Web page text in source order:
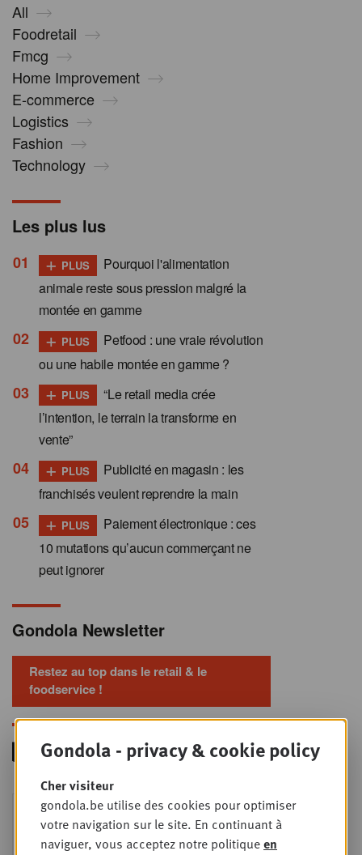
All
Foodretail
Fmcg
Home Improvement
E-commerce
Logistics
Fashion
Technology
Les plus lus
+ PLUS
Pourquoi l'alimentation
animale reste sous pression malgré la
montée en gamme
+ PLUS
Petfood : une vraie révolution
ou une habile montée en gamme ?
+ PLUS
“Le retail media crée
l’intention, le terrain la transforme en
vente”
+ PLUS
Publicité en magasin : les
franchisés veulent reprendre la main
+ PLUS
Paiement électronique : ces
10 mutations qu’aucun commerçant ne
peut ignorer
Gondola Newsletter
Restez au top dans le retail & le
foodservice !
MER
9
SEPT
Foodservice - Joint
business planning
Intro to Negotiation: Succes aan de
Gondola - privacy & cookie policy
Cher visiteur
gondola.be utilise des cookies pour optimiser
votre navigation sur le site. En continuant à
naviguer, vous acceptez notre politiqueen